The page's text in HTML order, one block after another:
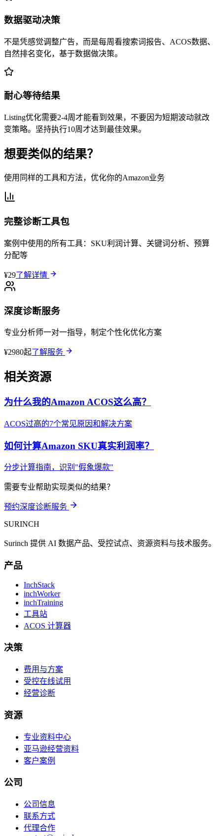
数据驱动决策
不是凭感觉调整广告，而是每周看搜索词报告、ACOS数据、
自然排名变化，基于数据做决策。
耐心等待结果
Listing优化需要2-4周才能看到效果，不要因为短期波动就改
变策略。坚持执行10周才达到最佳效果。
想要类似的结果？
使用同样的工具和方法，优化你的Amazon业务
完整诊断工具包
案例中使用的所有工具：SKU利润计算、关键词分析、预算
分配等
¥29了解详情
深度诊断服务
专业分析师一对一指导，制定个性化优化方案
¥2980起了解服务
相关资源
为什么我的Amazon ACOS这么高？
ACOS过高的7个常见原因和解决方案
如何计算Amazon SKU真实利润率？
分步计算指南，识别"假象爆款"
需要专业帮助实现类似的结果？
预约深度诊断服务
SURINCH
Surinch 提供 AI 数据产品、受控试点、资源资料与技术服务。
产品
InchStack
inchWorker
inchTraining
工具站
ACOS 计算器
决策
费用与方案
受控在线试用
经营诊断
资源
专业资料中心
亚马逊经营资料
客户案例
公司
公司信息
联系方式
代理合作